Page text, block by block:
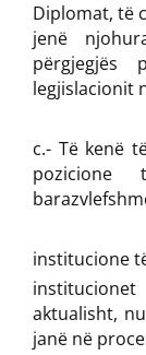
Diplomat, të
jenë
përgjegjës
legjislacionit
c.- Të kenë
institucione
aktualisht,
janë në